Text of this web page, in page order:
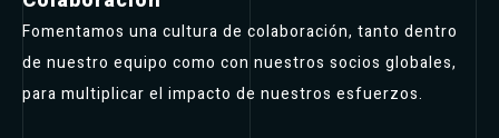
Fomentamos una cultura de colaboración, tanto dentro
de nuestro equipo como con nuestros socios globales,
para multiplicar el impacto de nuestros esfuerzos.